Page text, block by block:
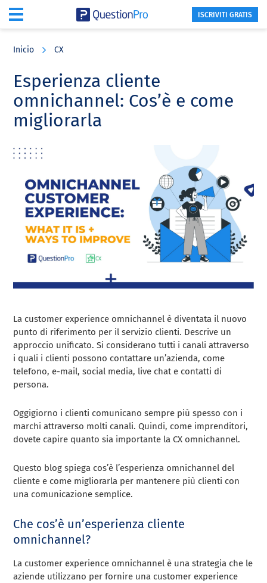
content
sidebar
ISCRIVITI GRATIS
Inicio CX
Esperienza cliente
omnichannel: Cos’è e come
migliorarla
La customer experience omnichannel è diventata il nuovo
punto di riferimento per il servizio clienti. Descrive un
approccio unificato. Si considerano tutti i canali attraverso
i quali i clienti possono contattare un’azienda, come
telefono, e-mail, social media, live chat e contatti di
persona.
Oggigiorno i clienti comunicano sempre più spesso con i
marchi attraverso molti canali. Quindi, come imprenditori,
dovete capire quanto sia importante la CX omnichannel.
Questo blog spiega cos’è l’esperienza omnichannel del
cliente e come migliorarla per mantenere più clienti con
una comunicazione semplice.
Che cos’è un’esperienza cliente
omnichannel?
La customer experience omnichannel è una strategia che le
aziende utilizzano per fornire una customer experience